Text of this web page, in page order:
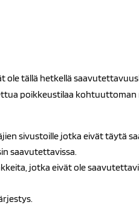
tällä hetkellä
poikkeustilaa
sivustoille jotka eivät täytä
saavutettavissa.
jotka eivät ole